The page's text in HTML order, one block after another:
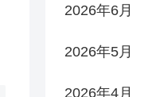
2026年6月
2026年5月
2026年4月